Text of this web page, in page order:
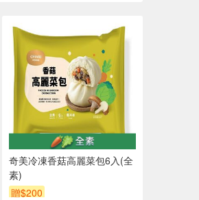
奇美冷凍香菇高麗菜包6入(全
素)
贈$200